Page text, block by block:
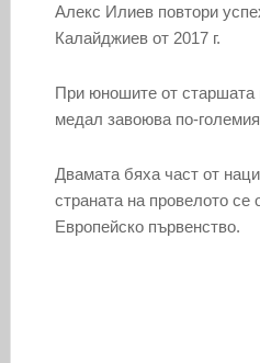
Алекс Илиев повтори
Калайджиев от 2017 г.
При юношите от старшата
медал завоюва по-
Двамата бяха част от
страната на провелото се
Европейско първенство.